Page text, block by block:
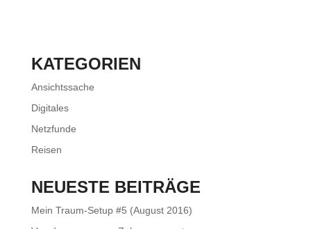
KATEGORIEN
Ansichtssache
Digitales
Netzfunde
Reisen
NEUESTE BEITRÄGE
Mein Traum-Setup #5 (August 2016)